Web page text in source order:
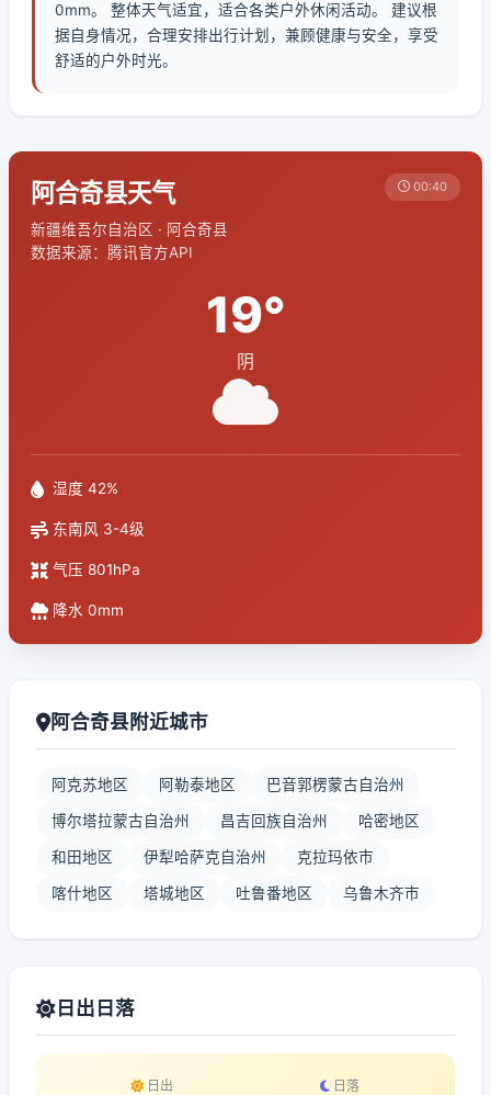
0mm。 整体天气适宜，适合各类户外休闲活动。 建议根
据自身情况，合理安排出行计划，兼顾健康与安全，享受
舒适的户外时光。
阿合奇县天气
新疆维吾尔自治区 · 阿合奇县
数据来源：腾讯官方API
00:40
19°
阴
湿度 42%
东南风 3-4级
气压 801hPa
降水 0mm
阿合奇县附近城市
阿克苏地区 阿勒泰地区 巴音郭楞蒙古自治州
博尔塔拉蒙古自治州 昌吉回族自治州 哈密地区
和田地区 伊犁哈萨克自治州 克拉玛依市
喀什地区 塔城地区 吐鲁番地区 乌鲁木齐市
日出日落
日出 日落